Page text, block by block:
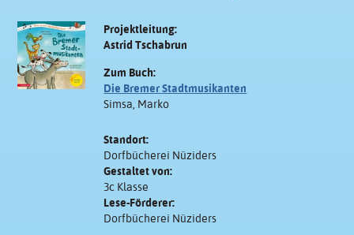
Projektleitung:
Astrid Tschabrun
Zum Buch:
Die Bremer Stadtmusikanten
Simsa, Marko
Standort:
Dorfbücherei Nüziders
Gestaltet von:
3c Klasse
Lese-Förderer:
Dorfbücherei Nüziders